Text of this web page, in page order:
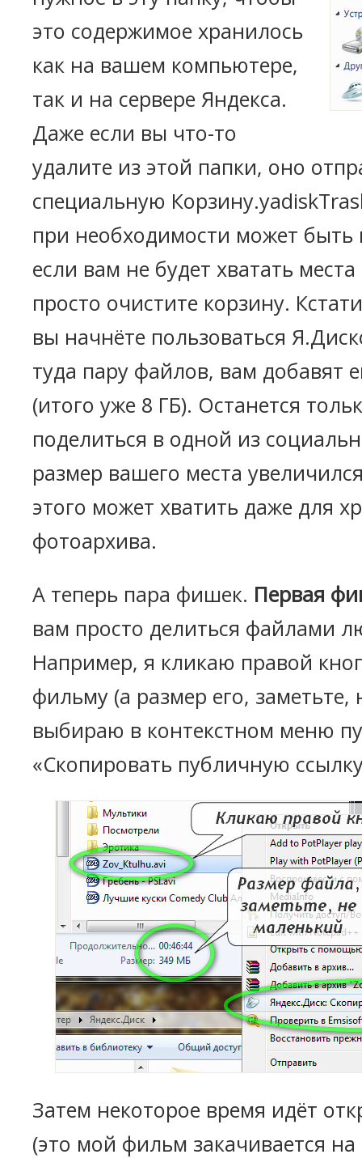
это содержимое хранилось
как на вашем компьютере,
так и на сервере Яндекса.
Даже если вы что-то
удалите из этой папки, оно
специальную
при необходимости может быть
если вам не будет хватать
просто очистите корзину.
вы начнёте пользоваться
туда пару файлов, вам добавят
(итого уже 8 ГБ). Останется
поделиться в одной из
размер вашего места
этого может хватить даже для
фотоархива.
А теперь пара фишек. Первая
вам просто делиться файлами
Например, я кликаю правой
фильму (а размер его,
выбираю в контекстном меню
«Скопировать публичную
Затем некоторое время идёт
(это мой фильм закачивается на